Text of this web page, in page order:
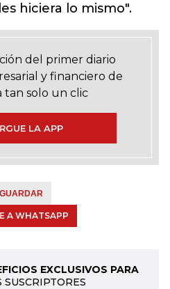
hiciera lo mismo".
del primer diario
y financiero de
tan solo un clic
LA APP
GUARDAR
A WHATSAPP
EXCLUSIVOS PARA
SUSCRIPTORES